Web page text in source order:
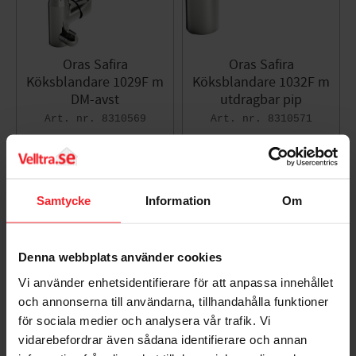
Samtycke Information Om
Denna webbplats använder cookies
Vi använder enhetsidentifierare för att anpassa innehållet
och annonserna till användarna, tillhandahålla funktioner
för sociala medier och analysera vår trafik. Vi
vidarebefordrar även sådana identifierare och annan
Oras Safira
Köksblandare 1029F m
DM-avst
8310569
3.591
Oras Safira
Köksblandare 1032F m
utdragbar pip
8310571
3.545
Gem